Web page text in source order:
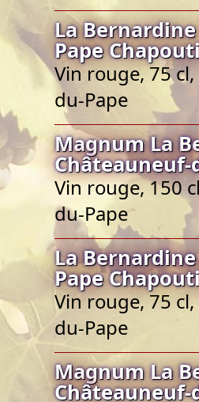
La
Pape
Vin rouge, 75
du-Pape
Magnum La
Châteauneuf-
Vin rouge, 150
du-Pape
La
Pape
Vin rouge, 75
du-Pape
Magnum La
Châteauneuf-